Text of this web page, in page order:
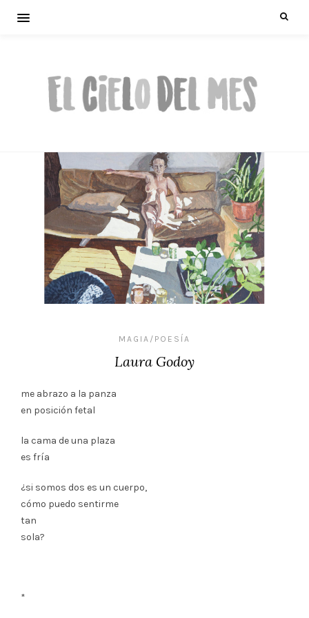
MAGIA/POESÍA
Laura Godoy
me abrazo a la panza
en posición fetal
la cama de una plaza
es fría
¿si somos dos es un cuerpo,
cómo puedo sentirme
tan
sola?
*